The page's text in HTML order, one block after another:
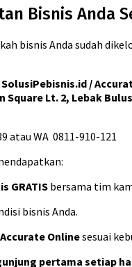
Bisnis Anda
bisnis Anda sudah
/
Square Lt. 2, Lebak
atau WA 0811-910-121
GRATIS bersama tim
bisnis Anda.
Accurate Onlinesesuai
pertama setiap